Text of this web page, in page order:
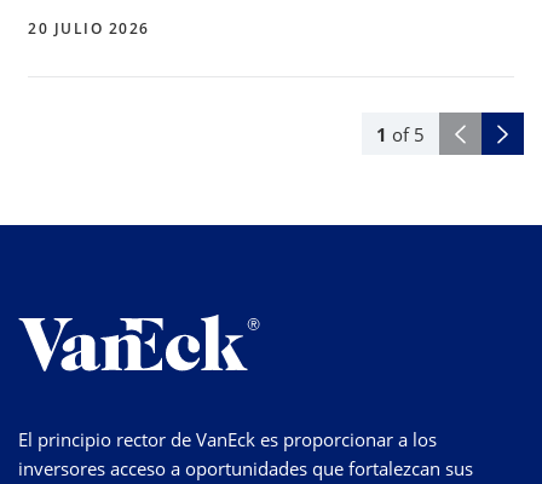
1 of 5
20 JULIO 2026
El principio rector de VanEck es proporcionar a los
inversores acceso a oportunidades que fortalezcan sus